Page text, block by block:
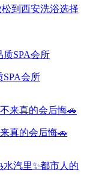
到西安洗浴选择
会所
真的会后悔🚗